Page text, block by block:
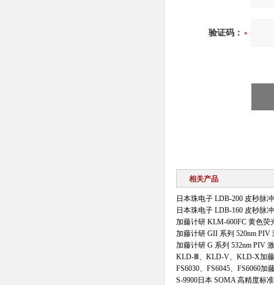
验证码：
相关产品
日本珠电子 LDB-200 皮秒脉
日本珠电子 LDB-160 皮秒脉
加藤计研 KLM-600FC 黄色荧
加藤计研 GII 系列 520nm PIV
加藤计研 G 系列 532nm PIV
KLD-Ⅲ、KLD-V、KLD-X加
FS6030、FS6045、FS6060
S-9900日本 SOMA 高精度标